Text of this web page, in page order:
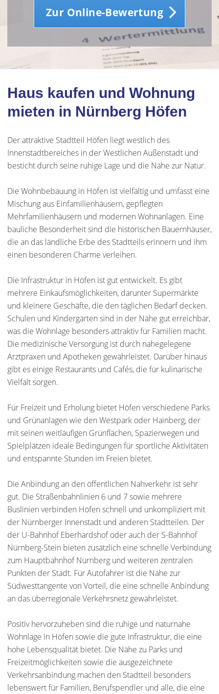
Zur Online-Bewertung
Haus kaufen und Wohnung
mieten in Nürnberg Höfen
Der attraktive Stadtteil Höfen liegt westlich des
Innenstadtbereiches in der Westlichen Außenstadt und
besticht durch seine ruhige Lage und die Nähe zur Natur.
Die Wohnbebauung in Höfen ist vielfältig und umfasst eine
Mischung aus Einfamilienhäusern, gepflegten
Mehrfamilienhäusern und modernen Wohnanlagen. Eine
bauliche Besonderheit sind die historischen Bauernhäuser,
die an das ländliche Erbe des Stadtteils erinnern und ihm
einen besonderen Charme verleihen.
Die Infrastruktur in Höfen ist gut entwickelt. Es gibt
mehrere Einkaufsmöglichkeiten, darunter Supermärkte
und kleinere Geschäfte, die den täglichen Bedarf decken.
Schulen und Kindergärten sind in der Nähe gut erreichbar,
was die Wohnlage besonders attraktiv für Familien macht.
Die medizinische Versorgung ist durch nahegelegene
Arztpraxen und Apotheken gewährleistet. Darüber hinaus
gibt es einige Restaurants und Cafés, die für kulinarische
Vielfalt sorgen.
Für Freizeit und Erholung bietet Höfen verschiedene Parks
und Grünanlagen wie den Westpark oder Hainberg, der
mit seinen weitläufigen Grünflächen, Spazierwegen und
Spielplätzen ideale Bedingungen für sportliche Aktivitäten
und entspannte Stunden im Freien bietet.
Die Anbindung an den öffentlichen Nahverkehr ist sehr
gut. Die Straßenbahnlinien 6 und 7 sowie mehrere
Buslinien verbinden Höfen schnell und unkompliziert mit
der Nürnberger Innenstadt und anderen Stadtteilen. Der
der U-Bahnhof Eberhardshof oder auch der S-Bahnhof
Nürnberg-Stein bieten zusätzlich eine schnelle Verbindung
zum Hauptbahnhof Nürnberg und weiteren zentralen
Punkten der Stadt. Für Autofahrer ist die Nähe zur
Südwesttangente von Vorteil, die eine schnelle Anbindung
an das überregionale Verkehrsnetz gewährleistet.
Positiv hervorzuheben sind die ruhige und naturnahe
Wohnlage in Höfen sowie die gute Infrastruktur, die eine
hohe Lebensqualität bietet. Die Nähe zu Parks und
Freizeitmöglichkeiten sowie die ausgezeichnete
Verkehrsanbindung machen den Stadtteil besonders
lebenswert für Familien, Berufspendler und alle, die eine